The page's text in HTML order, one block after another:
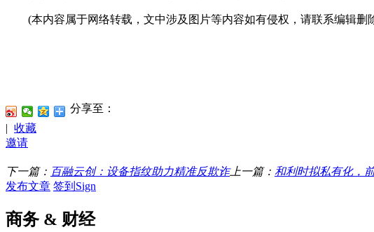
(本内容属于网络转载，文中涉及图片等内容如有侵权，请联系编辑删
分享至：
| 收藏
邀请
下一篇： 百融云创：设备指纹助力精准反欺诈上一篇： 和利时拟私有化，
发布文章 签到Sign
商务 & 财经